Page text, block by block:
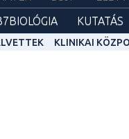
KUTATÁS
KLINIKAI